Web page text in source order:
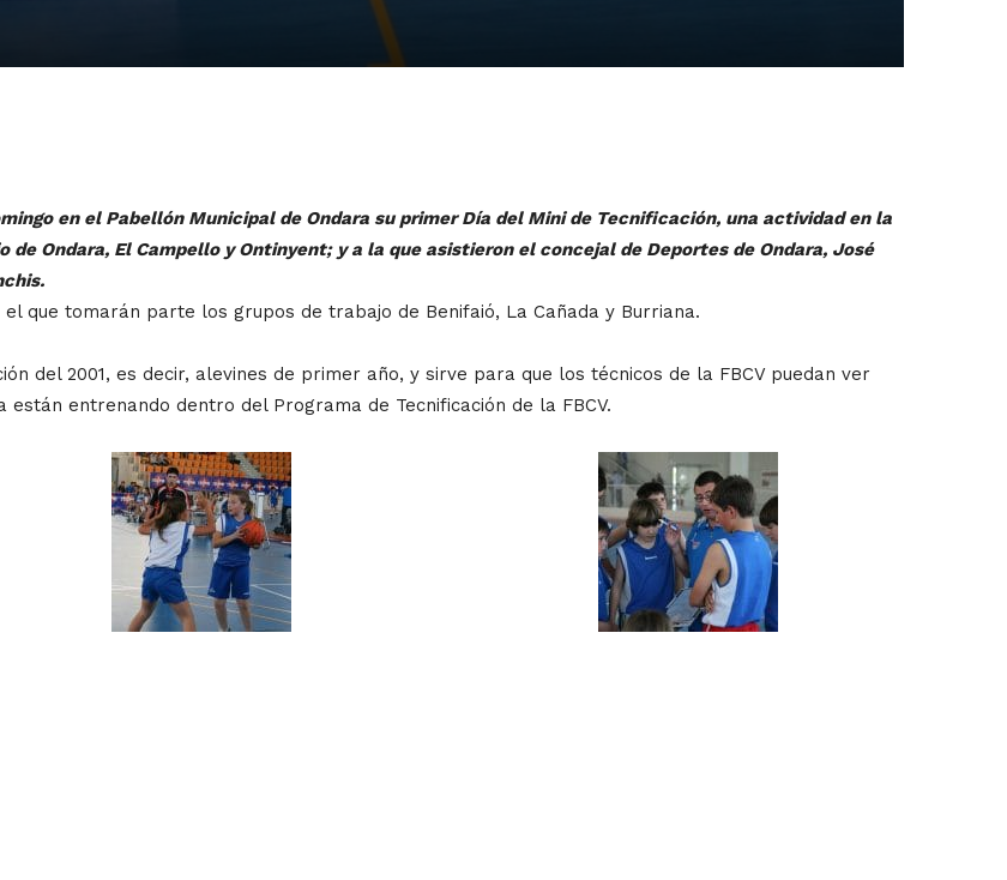
en el Pabellón Municipal de Ondara su primer Día del Mini de Tecnificación, una actividad en la
Ondara, El Campello y Ontinyent; y a la que asistieron el concejal de Deportes de Ondara, José
que tomarán parte los grupos de trabajo de Benifaió, La Cañada y Burriana.
del 2001, es decir, alevines de primer año, y sirve para que los técnicos de la FBCV puedan ver
entrenando dentro del Programa de Tecnificación de la FBCV.